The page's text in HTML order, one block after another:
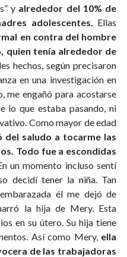
y alrededor del 10% de
adolescentes. Ellas
en contra del hombre
quien tenía alrededor de
hechos, según precisaron
en una investigación en
me engañó para acostarse
lo que estaba pasando, ni
Como mayor de edad
del saludo a tocarme las
Todo fue a escondidas
un momento incluso sentí
decidí tener la niña. Tan
él me dejó de
la hija de Mery. Esta
en su útero. Su hija tiene
Así como Mery, ella
de las trabajadoras